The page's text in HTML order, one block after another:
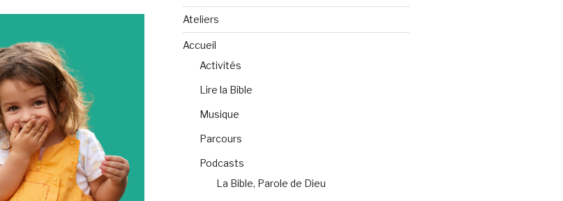
Ateliers
Accueil
Activités
Lire la Bible
Musique
Parcours
Podcasts
La Bible, Parole de Dieu